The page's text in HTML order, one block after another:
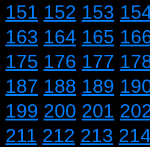
151 152 153
163 164 165
175 176 177
187 188 189
199 200 201
211 212 213